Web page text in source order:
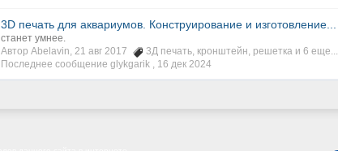
3D печать для аквариумов. Конструирование и изготовление...
станет умнее.
Автор Abelavin, 21 авг 2017
3Д печать, кронштейн, решетка и 6 еще...
Последнее сообщение glykgarik , 16 дек 2024